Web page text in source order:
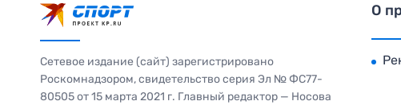
Сетевое издание (сайт) зарегистрировано
Роскомнадзором, свидетельство серия Эл № ФС77-
80505 от 15 марта 2021 г. Главный редактор — Носова
О